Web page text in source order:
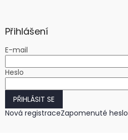
Přihlášení
E-mail
Heslo
PŘIHLÁSIT SE
Nová registraceZapomenuté heslo